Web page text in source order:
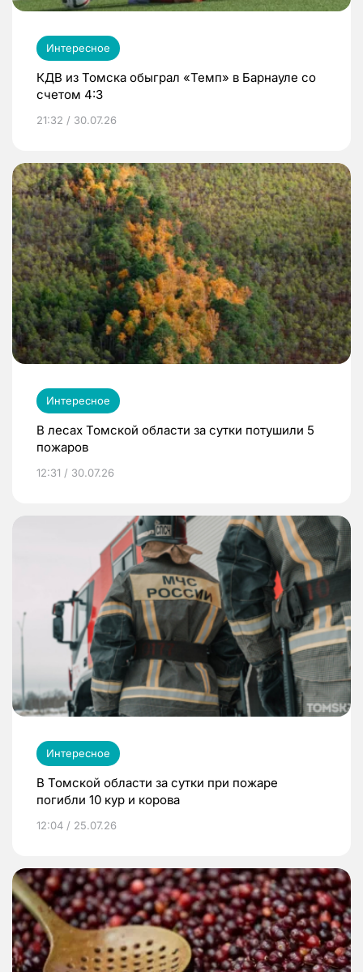
Интересное
КДВ из Томска обыграл «Темп» в Барнауле со
счетом 4:3
21:32 / 30.07.26
Интересное
В лесах Томской области за сутки потушили 5
пожаров
12:31 / 30.07.26
Интересное
В Томской области за сутки при пожаре
погибли 10 кур и корова
12:04 / 25.07.26